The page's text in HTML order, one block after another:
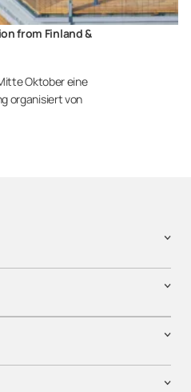
from Finland &
Oktober eine
organisiert von